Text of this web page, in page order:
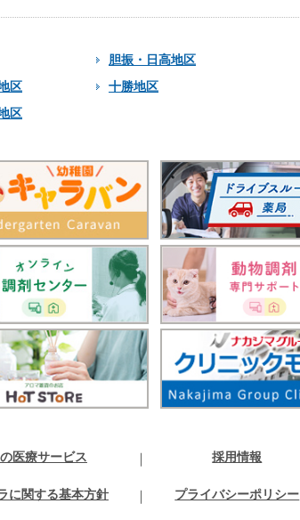
胆振・日高地区
区
十勝地区
区
医療サービス 採用情報
に関する基本方針 プライバシーポリシー